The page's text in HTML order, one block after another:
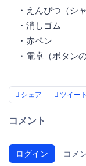
・えんぴつ（シ
・消しゴム
・赤ペン
・電卓（ボタン
シェア ツイート
コメント
ログイン コメ